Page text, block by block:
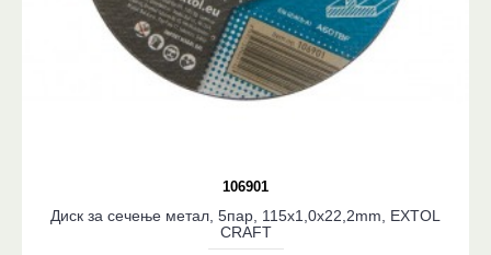
106901
Диск за сечење метал, 5пар, 115x1,0x22,2mm, EXTOL
CRAFT